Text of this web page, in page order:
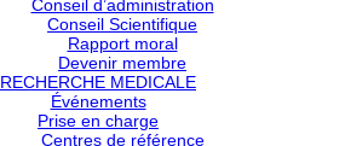
Conseil d’administration
Conseil Scientifique
Rapport moral
Devenir membre
RECHERCHE MEDICALE
Événements
Prise en charge
Centres de référence